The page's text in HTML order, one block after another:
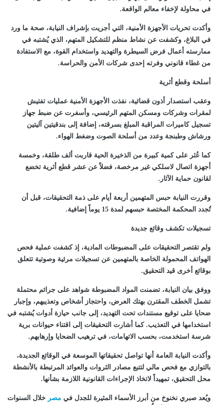
في محاولة لإخفاء معالم الواقعة.
وأكدت تحريات الأجهزة الأمنية، التي أجريت بإشراف النيابة، صحة ما ورد
في البلاغ، وكشفت عن نشاط منظم للتشكيل المتهم، الذي يُشتبه في
ممارسته أعمال فرض السيطرة والتهديد واستخدام القوة، مع الاستفادة
من غطاء قانوني وفرته إحدى شركات الأمن والحراسة.
أسلحة وقطع أثرية
وعقب استصدار أذون قضائية، نفذت الأجهزة الأمنية عمليات تفتيش
لمقرات وشركات ومسكن المتهم الرئيسي، وأسفرت عن ضبط جهاز
تسجيل كاميرات المراقبة المبلغ بسرقته، إضافة إلى بندقيتين آليتين
ورشاش وطبنجة وعدد من أسلحة الصوت وضغط الهواء.
كما عُثر على كمية كبيرة من الذخيرة الحية قاربت ألف طلقة، وخمسة
أجهزة اتصال لاسلكي غير مرخصة، فضلاً عن عشر قطع أثرية تخضع
لقانون حماية الآثار.
وقررت النيابة حبس المتهمين أربعة أيام على ذمة التحقيقات، قبل أن
تُجدد المحكمة المختصة حبسهم لمدة 15 يوماً إضافية.
تسجيلات تكشف وقائع جديدة
ولم تقتصر التحقيقات على المضبوطات المادية، إذ كشفت عملية فحص
الهواتف المحمولة الخاصة بالمتهمين عن تسجيلات مرئية وصوتية تتعلق
بوقائع أخرى قيد التحقيق.
ووفق بيان النيابة، تضمنت المواد المضبوطة شواهد على جرائم محتملة
تشمل الخطف المقترن بهتك العرض، واحتجاز أشخاص وتعذيبهم، وإجبار
ضحايا على توقيع مستندات تحت التهديد، إلى جانب حيازة أدوات يُشتبه في
استخدامها في التعذيب. كما أشارت التحقيقات إلى اقتناء حيوانات برية
شرسة استخدمت، بحسب الاتهامات، في ترهيب الضحايا وإرهابهم.
وأكدت النيابة العامة أنها تواصل تحقيقاتها الموسعة في الوقائع الجديدة،
بالتوازي مع فحص مالي لتتبع مصادر الثروات والعوائد المرتبطة بالأنشطة
محل التحقيق، تمهيداً لاتخاذ الإجراءات القانونية اللازمة بشأنها.
ويُعد صبري نخنوخ من أبرز الأسماء المثيرة للجدل في مصر خلال السنوات